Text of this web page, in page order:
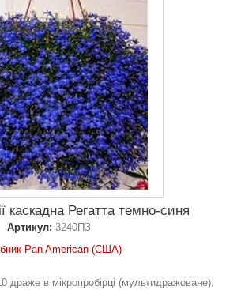
каскадна Регатта темно-синя
Артикул: 3240ПЗ
Pan American (США)
драже в мікропробірці (мультидражоване).